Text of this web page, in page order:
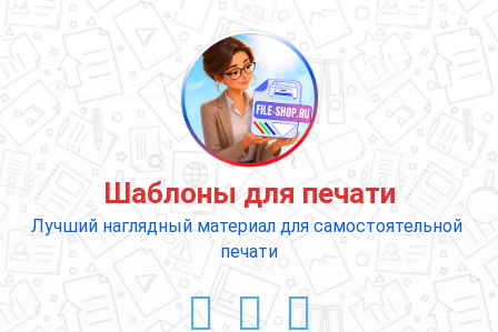
содержимому
Шаблоны для печати
Лучший наглядный материал для самостоятельной
печати
ВКонтакте
YouTube
E-mail